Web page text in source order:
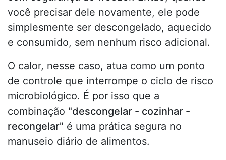
você precisar dele novamente, ele pode
simplesmente ser descongelado, aquecido
e consumido, sem nenhum risco adicional.
O calor, nesse caso, atua como um ponto
de controle que interrompe o ciclo de risco
microbiológico. É por isso que a
combinação "descongelar - cozinhar -
recongelar" é uma prática segura no
manuseio diário de alimentos.